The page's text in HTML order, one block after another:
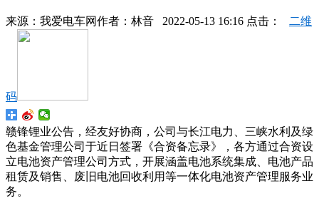
来源： 我爱电车网作者： 林音 2022-05-13 16:16 点击： 二维
码
赣锋锂业公告，经友好协商，公司与长江电力、三峡水利及绿
色基金管理公司于近日签署《合资备忘录》，各方通过合资设
立电池资产管理公司方式，开展涵盖电池系统集成、电池产品
租赁及销售、废旧电池回收利用等一体化电池资产管理服务业
务。